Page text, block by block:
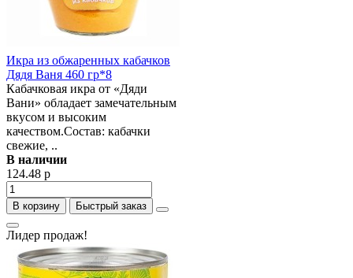
Икра из обжаренных кабачков
Дядя Ваня 460 гр*8
Кабачковая икра от «Дяди
Вани» обладает замечательным
вкусом и высоким
качеством.Состав: кабачки
свежие, ..
В наличии
124.48 р
В корзину Быстрый заказ
Лидер продаж!